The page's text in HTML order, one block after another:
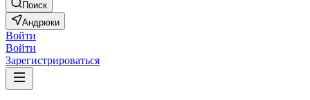
Поиск
Андрюки
Войти
Войти
Зарегистрироваться